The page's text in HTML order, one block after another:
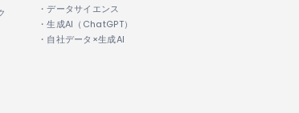
・データサイエンス
・生成AI（ChatGPT）
・自社データ×生成AI